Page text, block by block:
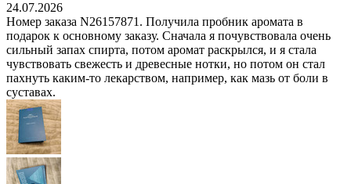
24.07.2026
Номер заказа N26157871. Получила пробник аромата в
подарок к основному заказу. Сначала я почувствовала очень
сильный запах спирта, потом аромат раскрылся, и я стала
чувствовать свежесть и древесные нотки, но потом он стал
пахнуть каким-то лекарством, например, как мазь от боли в
суставах.